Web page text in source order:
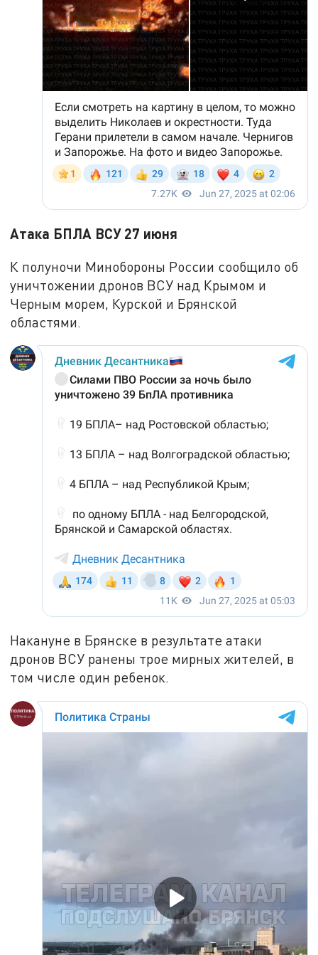
Атака БПЛА ВСУ 27 июня
К полуночи Минобороны России сообщило об
уничтожении дронов ВСУ над Крымом и
Черным морем, Курской и Брянской
областями.
Накануне в Брянске в результате атаки
дронов ВСУ ранены трое мирных жителей, в
том числе один ребенок.